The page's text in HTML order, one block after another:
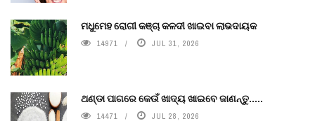
ମଧୁମେହ ରୋଗୀ କଞ୍ଚା କଳଦୀ ଖାଇବା ଲାଭଦାୟକ
14971 JUL 31, 2026
ଥଣ୍ଡା ପାଗରେ କେଉଁ ଖାଦ୍ୟ ଖାଇବେ ଜାଣନ୍ତୁ.....
14471 JUL 28, 2026